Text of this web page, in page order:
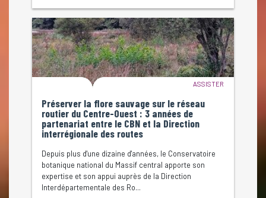
ASSISTER
Préserver la flore sauvage sur le réseau
routier du Centre-Ouest : 3 années de
partenariat entre le CBN et la Direction
interrégionale des routes
Depuis plus d'une dizaine d'années, le Conservatoire
botanique national du Massif central apporte son
expertise et son appui auprès de la Direction
Interdépartementale des Ro...